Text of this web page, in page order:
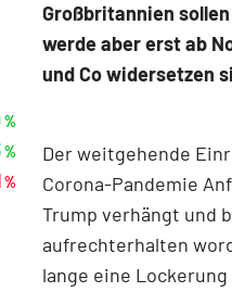
Großbritannien
werde aber erst ab
und Co widersetzen
Der weitgehende
Corona-Pandemie
Trump verhängt und
aufrechterhalten
lange eine
%
%
%